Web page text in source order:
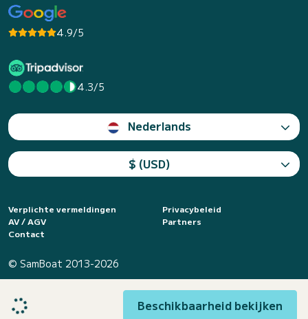
Beschikbaarheid bekijken
4.9/5
4.3/5
Nederlands
$ (USD)
Verplichte vermeldingen
Privacybeleid
AV / AGV
Partners
Contact
© SamBoat 2013-2026